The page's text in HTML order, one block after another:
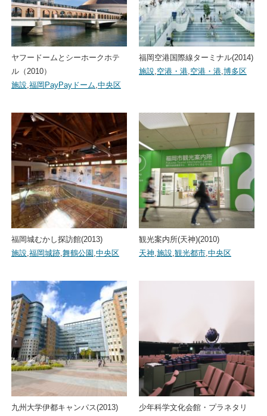
ヤフードームとシーホークホテ
ル（2010）
施設,福岡PayPayドーム,中央区
福岡空港国際線ターミナル(2014)
施設,空港・港,空港・港,博多区
福岡城むかし探訪館(2013)
施設,福岡城跡,舞鶴公園 ,中央区
観光案内所(天神)(2010)
天神,施設,観光都市,中央区
九州大学伊都キャンパス(2013)
少年科学文化会館・プラネタリ